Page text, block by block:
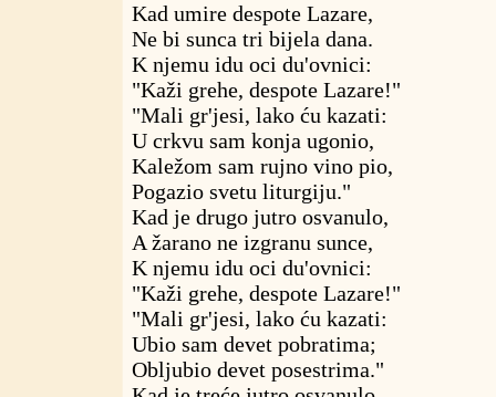
Kad umire despote Lazare,
Ne bi sunca tri bijela dana.
K njemu idu oci du'ovnici:
"Kaži grehe, despote Lazare!"
"Mali gr'jesi, lako ću kazati:
U crkvu sam konja ugonio,
Kaležom sam rujno vino pio,
Pogazio svetu liturgiju."
Kad je drugo jutro osvanulo,
A žarano ne izgranu sunce,
K njemu idu oci du'ovnici:
"Kaži grehe, despote Lazare!"
"Mali gr'jesi, lako ću kazati:
Ubio sam devet pobratima;
Obljubio devet posestrima."